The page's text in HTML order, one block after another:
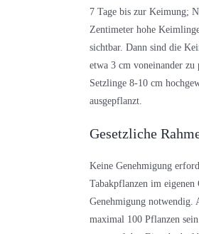
7 Tage bis zur Keimung;
Zentimeter hohe
sichtbar. Dann sind die
etwa 3 cm voneinander zu
Setzlinge 8-10 cm
ausgepflanzt.
Gesetzliche
Keine Genehmigung
Tabakpflanzen im eigenen
Genehmigung notwendig.
maximal 100 Pflanzen